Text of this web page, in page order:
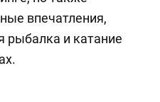
впечатления,
рыбалка и катание